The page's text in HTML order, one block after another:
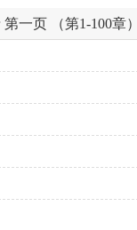
一页 （第1-100章）